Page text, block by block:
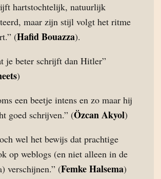
hartstochtelijk, natuurlijk
maar zijn stijl volgt het ritme
(Hafid Bouazza).
je beter schrijft dan Hitler”
)
een beetje intens en zo maar hij
goed schrijven.” (Özcan Akyol)
wel het bewijs dat prachtige
op weblogs (en niet alleen in de
verschijnen.” (Femke Halsema)